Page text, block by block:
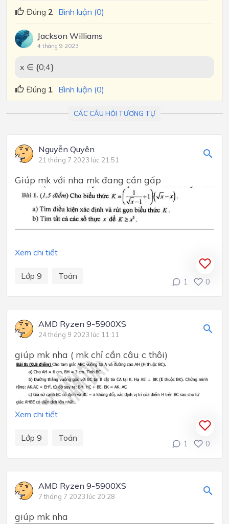
Đúng 2 Bình luận (0)
Jackson Williams
4 tháng 9 2023
x ∈ {0;4}
Đúng 1 Bình luận (0)
CÁC CÂU HỎI TƯƠNG TỰ
Nguyễn Quyên
21 tháng 7 2023 lúc 21:51
Giúp mk với nha mk đang cần gấp
Xem chi tiết
Lớp 9 Toán
1 0
AMD Ryzen 9-5900XS
24 tháng 9 2023 lúc 11:11
giúp mk nha ( mk chỉ cần câu c thôi)
Xem chi tiết
Lớp 9 Toán
1 0
AMD Ryzen 9-5900XS
7 tháng 7 2023 lúc 20:28
giúp mk nha